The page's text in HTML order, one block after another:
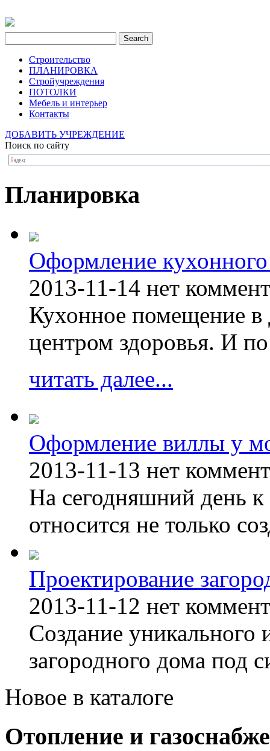
Строительство
ПЛАНИРОВКА
Стройучреждения
ПОТОЛКИ
Мебель и интерьер
Контакты
ДОБАВИТЬ УЧРЕЖДЕНИЕ
Поиск по сайту
Планировка
Оформление
2013-11-14 нет
Кухонное помещение в
центром здоровья. И
читать далее...
Оформление виллы у
2013-11-13 нет
На сегодняшний день к
относится не только
Проектирование
2013-11-12 нет
Создание уникального
загородного дома под
Новое в каталоге
Отопление и